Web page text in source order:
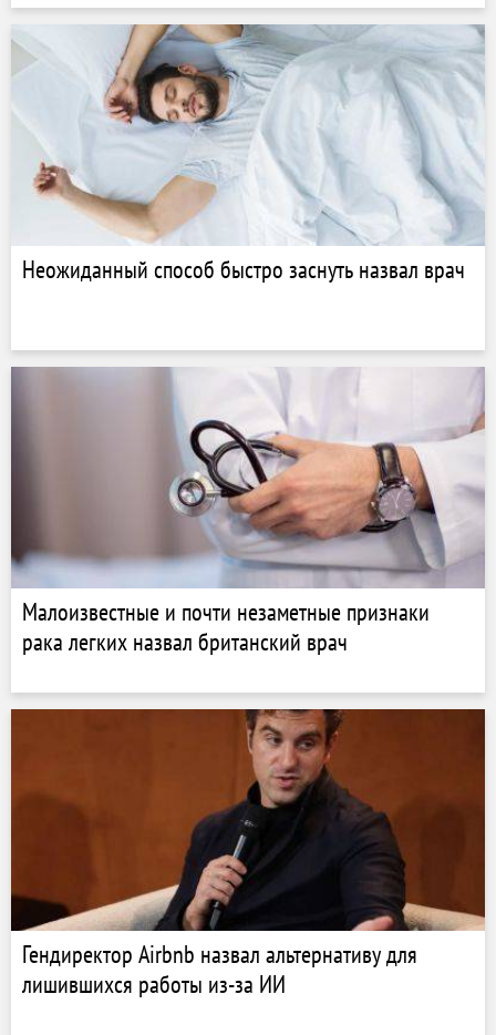
Неожиданный способ быстро заснуть назвал врач
Малоизвестные и почти незаметные признаки
рака легких назвал британский врач
Гендиректор Airbnb назвал альтернативу для
лишившихся работы из-за ИИ